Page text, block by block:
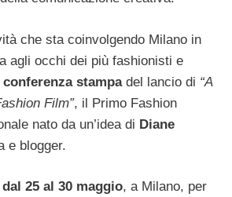
che sta coinvolgendo Milano in
agli occhi dei più fashionisti e
conferenza stampa del lancio di “A
Film”, il Primo Fashion
nato da un’idea di Diane
e blogger.
dal 25 al 30 maggio, a Milano, per